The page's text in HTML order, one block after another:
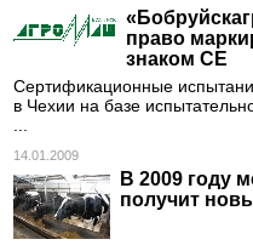
право
знаком СЕ
Сертификационные
в Чехии на базе
...
14.01.2009
В 2009 году
получит